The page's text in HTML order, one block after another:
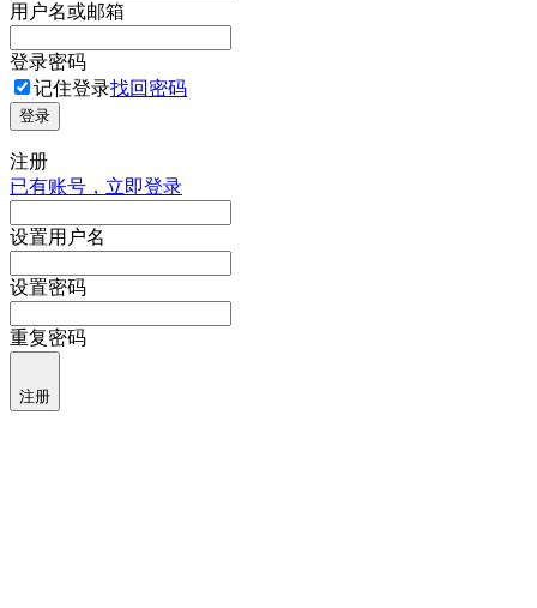
用户名或邮箱
登录密码
记住登录找回密码
登录
注册
已有账号，立即登录
设置用户名
设置密码
重复密码
注册